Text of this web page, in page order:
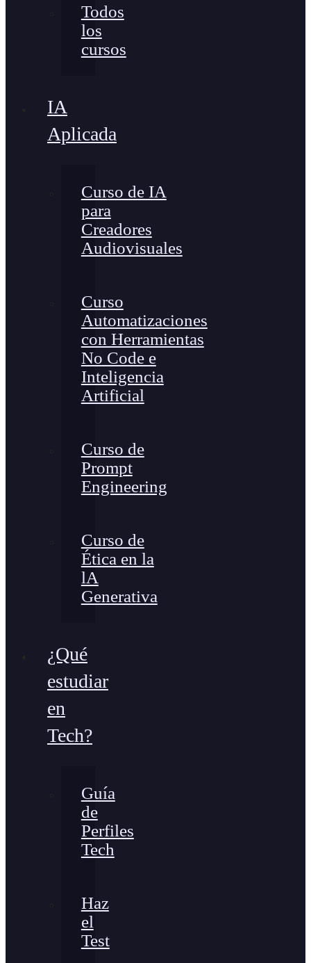
Todos
los
cursos
IA
Aplicada
Curso de IA
para
Creadores
Audiovisuales
Curso
Automatizaciones
con Herramientas
No Code e
Inteligencia
Artificial
Curso de
Prompt
Engineering
Curso de
Ética en la
lA
Generativa
¿Qué
estudiar
en
Tech?
Guía
de
Perfiles
Tech
Haz
el
Test